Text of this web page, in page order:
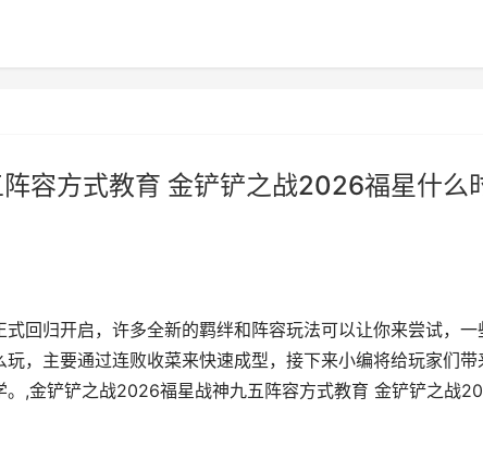
容方式教育 金铲铲之战2026福星什么
回归开启，许多全新的羁绊和阵容玩法可以让你来尝试，一
，主要通过连败收菜来快速成型，接下来小编将给玩家们带
,金铲铲之战2026福星战神九五阵容方式教育 金铲铲之战